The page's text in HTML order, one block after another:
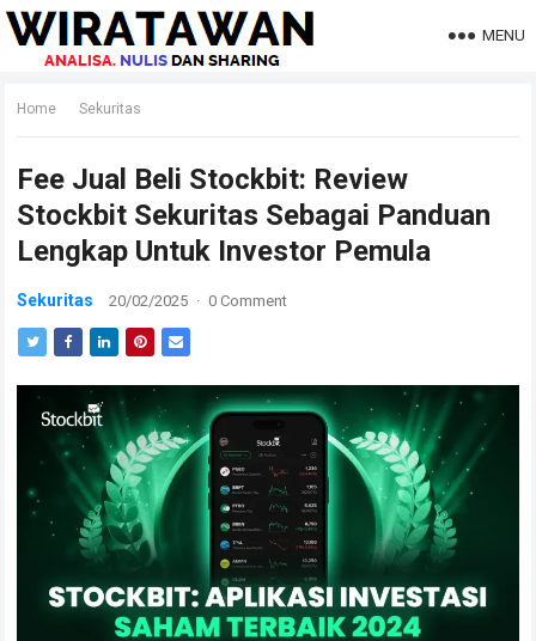
MENU
Home Sekuritas
Fee Jual Beli Stockbit: Review
Stockbit Sekuritas Sebagai Panduan
Lengkap Untuk Investor Pemula
Sekuritas 20/02/2025 · 0 Comment